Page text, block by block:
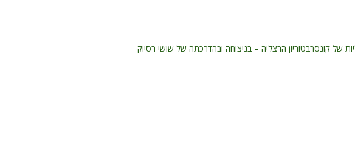
של קונסרבטוריון הרצליה – בניצוחה ובהדרכתה של שושי רסיוק